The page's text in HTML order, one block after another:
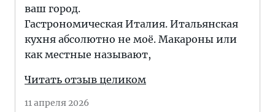
ваш город.
Гастрономическая Италия. Итальянская
кухня абсолютно не моё. Макароны или
как местные называют,
Читать отзыв целиком
11 апреля 2026